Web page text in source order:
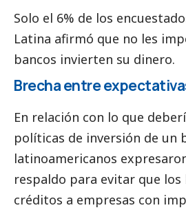
Solo el 6% de los
Latina afirmó que no les
bancos invierten su dinero.
Brecha entre
En relación con lo que
políticas de inversión de un
latinoamericanos
respaldo para evitar que
créditos a empresas con